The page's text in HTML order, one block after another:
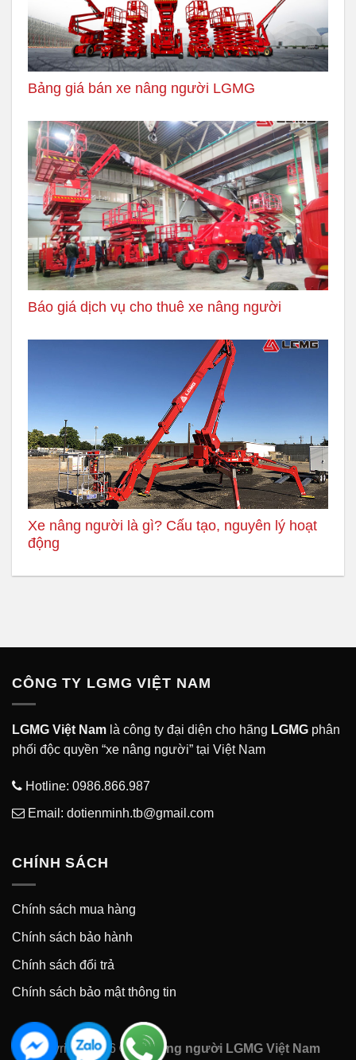
Bảng giá bán xe nâng người LGMG
Báo giá dịch vụ cho thuê xe nâng người
Xe nâng người là gì? Cấu tạo, nguyên lý hoạt
động
CÔNG TY LGMG VIỆT NAM
LGMG Việt Nam là công ty đại diện cho hãng LGMG phân
phối độc quyền “xe nâng người” tại Việt Nam
Hotline: 0986.866.987
Email: dotienminh.tb@gmail.com
CHÍNH SÁCH
Chính sách mua hàng
Chính sách bảo hành
Chính sách đổi trả
Chính sách bảo mật thông tin
Copyright 2026 ©Xe nâng người LGMG Việt Nam